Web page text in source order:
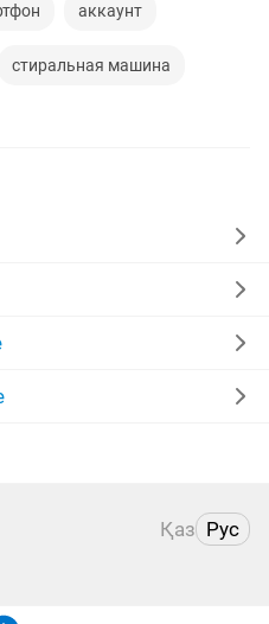
аккаунт
стиральная машина
Қаз Рус